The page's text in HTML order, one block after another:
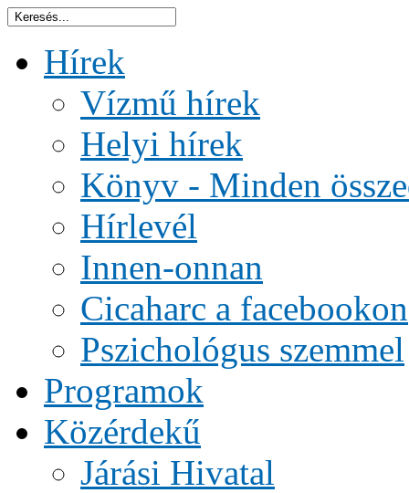
Hírek
Vízmű hírek
Helyi hírek
Könyv - Minden
Hírlevél
Innen-onnan
Cicaharc a facebookon
Pszichológus szemmel
Programok
Közérdekű
Járási Hivatal